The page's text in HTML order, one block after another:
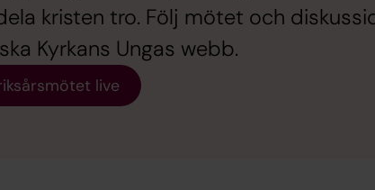
kristen tro. Följ mötet och
Kyrkans Ungas webb.
live